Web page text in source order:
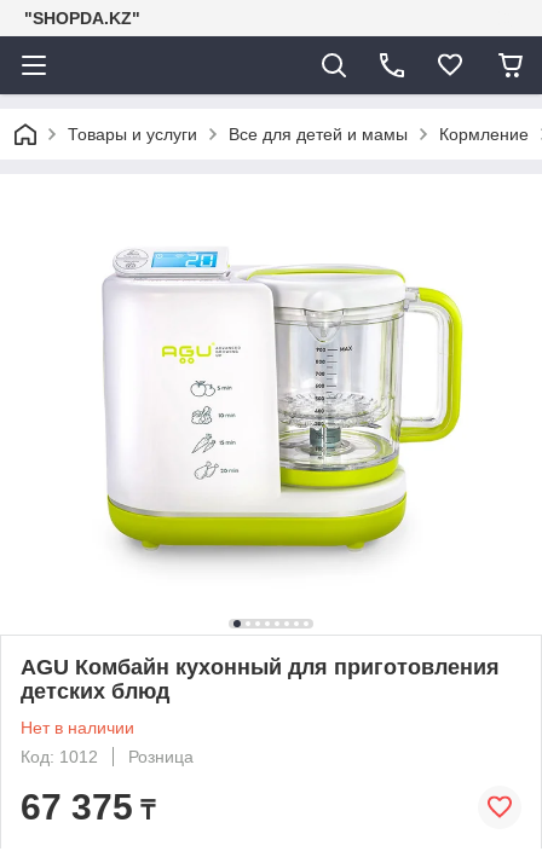
"SHOPDA.KZ"
Товары и услуги Все для детей и мамы Кормление
AGU Комбайн кухонный для приготовления
детских блюд
Нет в наличии
Код: 1012
Розница
67 375 ₸